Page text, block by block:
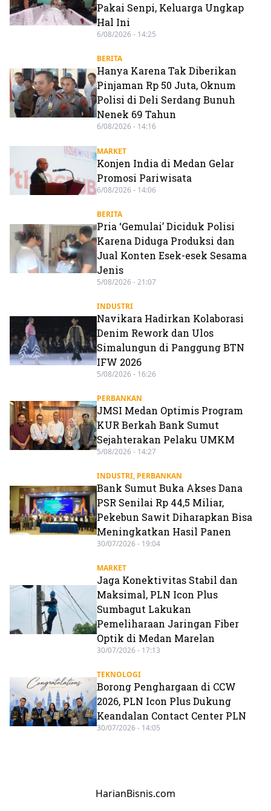
Pakai Senpi, Keluarga Ungkap
Hal Ini
6/08/2026 - 14:25
BERITA
Hanya Karena Tak Diberikan
Pinjaman Rp 50 Juta, Oknum
Polisi di Deli Serdang Bunuh
Nenek 69 Tahun
6/08/2026 - 14:16
MARKET
Konjen India di Medan Gelar
Promosi Pariwisata
6/08/2026 - 14:06
BERITA
Pria ‘Gemulai’ Diciduk Polisi
Karena Diduga Produksi dan
Jual Konten Esek-esek Sesama
Jenis
5/08/2026 - 21:07
INDUSTRI
Navikara Hadirkan Kolaborasi
Denim Rework dan Ulos
Simalungun di Panggung BTN
IFW 2026
5/08/2026 - 16:26
PERBANKAN
JMSI Medan Optimis Program
KUR Berkah Bank Sumut
Sejahterakan Pelaku UMKM
5/08/2026 - 14:27
INDUSTRI, PERBANKAN
Bank Sumut Buka Akses Dana
PSR Senilai Rp 44,5 Miliar,
Pekebun Sawit Diharapkan Bisa
Meningkatkan Hasil Panen
30/07/2026 - 19:04
MARKET
Jaga Konektivitas Stabil dan
Maksimal, PLN Icon Plus
Sumbagut Lakukan
Pemeliharaan Jaringan Fiber
Optik di Medan Marelan
30/07/2026 - 17:13
TEKNOLOGI
Borong Penghargaan di CCW
2026, PLN Icon Plus Dukung
Keandalan Contact Center PLN
30/07/2026 - 14:05
HarianBisnis.com